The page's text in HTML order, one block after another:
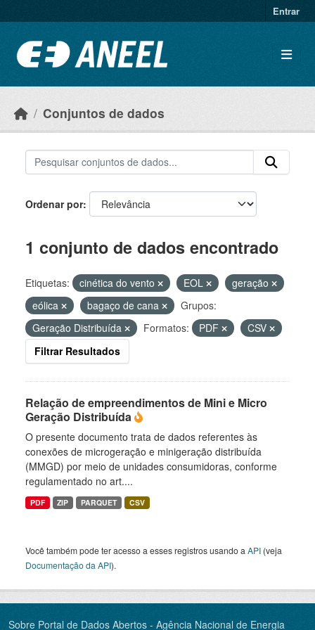
Entrar
Conjuntos de dados
Ordenar por
1 conjunto de dados encontrado
Etiquetas: cinética do vento EOL
geração
eólica
bagaço de cana
Grupos:
Geração Distribuída
Formatos: PDF
CSV
Filtrar Resultados
Relação de empreendimentos de Mini e Micro
Geração Distribuída
O presente documento trata de dados referentes às
conexões de microgeração e minigeração distribuída
(MMGD) por meio de unidades consumidoras, conforme
regulamentado no art....
PDF ZIP PARQUET CSV
Você também pode ter acesso a esses registros usando a API (veja
Documentação da API).
Sobre Portal de Dados Abertos - Agência Nacional de Energia